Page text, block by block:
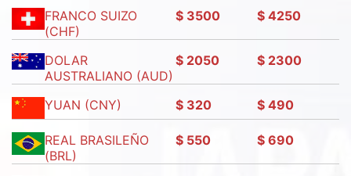
FRANCO SUIZO
(CHF)
$ 3500 $ 4250
DOLAR
AUSTRALIANO (AUD)
$ 2050 $ 2300
YUAN (CNY) $ 320 $ 490
REAL BRASILEÑO
(BRL)
$ 550 $ 690